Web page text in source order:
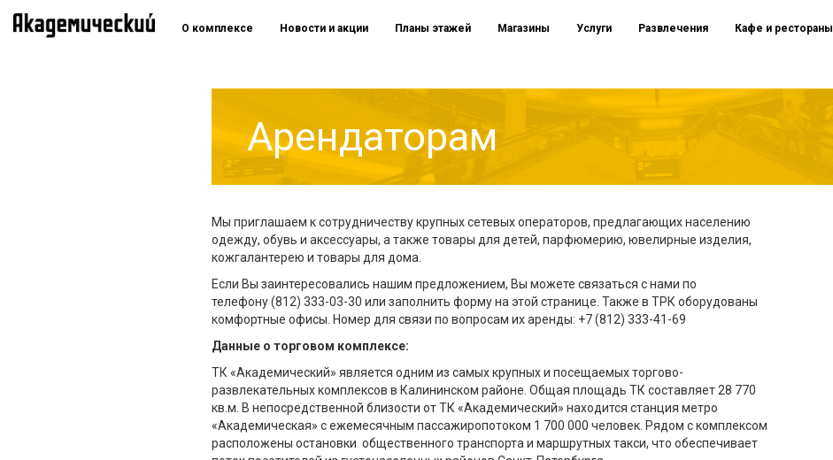
О комплексе Новости и акции Планы этажей Магазины Услуги Развлечения Кафе и рестораны
Арендаторам
Мы приглашаем к сотрудничеству крупных сетевых операторов, предлагающих населению
одежду, обувь и аксессуары, а также товары для детей, парфюмерию, ювелирные изделия,
кожгалантерею и товары для дома.
Если Вы заинтересовались нашим предложением, Вы можете связаться с нами по
телефону (812) 333-03-30 или заполнить форму на этой странице. Также в ТРК оборудованы
комфортные офисы. Номер для связи по вопросам их аренды: +7 (812) 333-41-69
Данные о торговом комплексе:
ТК «Академический» является одним из самых крупных и посещаемых торгово-
развлекательных комплексов в Калининском районе. Общая площадь ТК составляет 28 770
кв.м. В непосредственной близости от ТК «Академический» находится станция метро
«Академическая» с ежемесячным пассажиропотоком 1 700 000 человек. Рядом с комплексом
расположены остановки общественного транспорта и маршрутных такси, что обеспечивает